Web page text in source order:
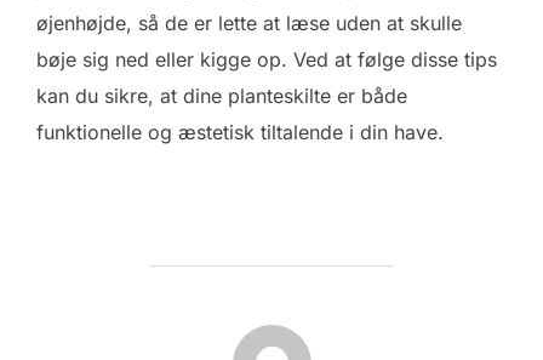
øjenhøjde, så de er lette at læse uden at skulle
bøje sig ned eller kigge op. Ved at følge disse tips
kan du sikre, at dine planteskilte er både
funktionelle og æstetisk tiltalende i din have.
FORFATTER